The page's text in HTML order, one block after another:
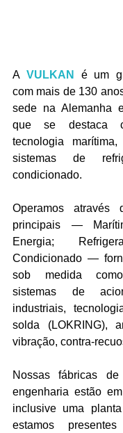
A VULKAN
é um
com mais de 130
sede na Alemanha
que se destaca
tecnologia
sistemas de
condicionado.
Operamos através
principais —
Energia;
Condicionado —
sob medida como
sistemas de
industriais,
solda (LOKRING),
vibração, contra-
Nossas fábricas
engenharia estão
inclusive uma
estamos